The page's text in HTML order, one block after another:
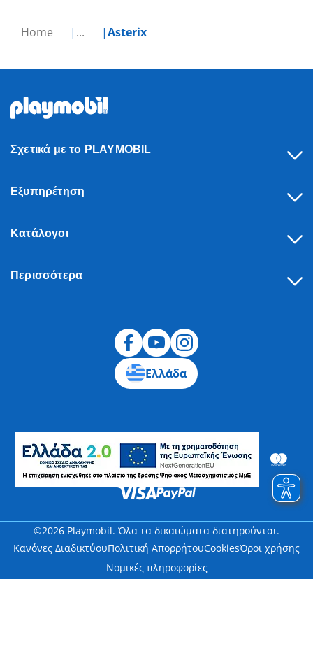
Home ... Asterix
Σχετικά με το PLAYMOBIL
Εξυπηρέτηση
Κατάλογοι
Περισσότερα
Ελλάδα
©2026 Playmobil. Όλα τα δικαιώματα διατηρούνται.
Κανόνες ΔιαδικτύουΠολιτική ΑπορρήτουCookiesΌροι χρήσης
Νομικές πληροφορίες